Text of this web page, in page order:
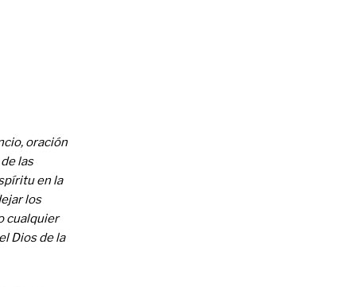
oración
las
en la
los
cualquier
Dios de la